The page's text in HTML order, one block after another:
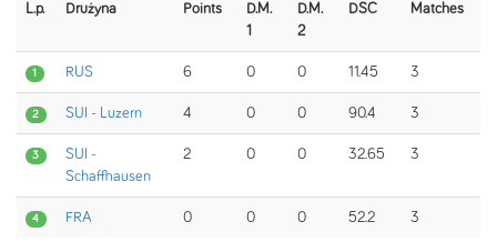
L.p. Drużyna Points
D.M.
1
D.M.
2
DSC Matches
1 RUS 6 0 0 11.45 3
2 SUI - Luzern 4 0 0 90.4 3
3
SUI -
Schaffhausen
2 0 0 32.65 3
4 FRA 0 0 0 52.2 3